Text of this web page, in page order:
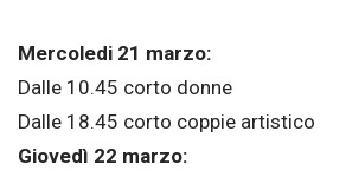
Mercoledi 21 marzo:
Dalle 10.45 corto donne
Dalle 18.45 corto coppie artistico
Giovedì 22 marzo: